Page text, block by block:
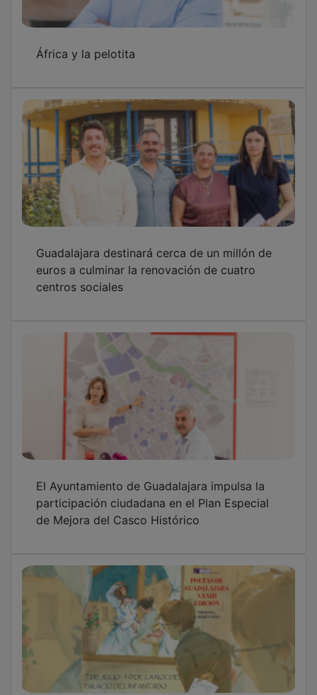
El Ayuntamiento de Guadalajara impulsa la
participación ciudadana en el Plan Especial
de Mejora del Casco Histórico
"Versos a Medianoche" celebra este martes
su XXXIII edición en el Palacio del Infantado
Campo Bravo Alcarreño firma unos brillantes
Espantes en Fuentesaúco con el prestigio de
una tradición única